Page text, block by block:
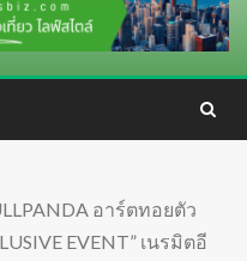
อาร์ตทอยตัว
EVENT” เนรมิตอี